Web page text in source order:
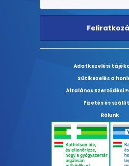
Adatkezelési
Sütikezelés a
Általános Szerződési
Fizetés és
Rólunk